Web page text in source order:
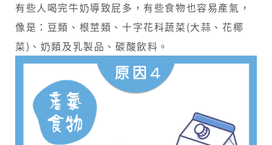
有些人喝完牛奶導致屁多，有些食物也容易產氣，
像是：豆類、根莖類、十字花科蔬菜(大蒜、花椰
菜)、奶類及乳製品、碳酸飲料。